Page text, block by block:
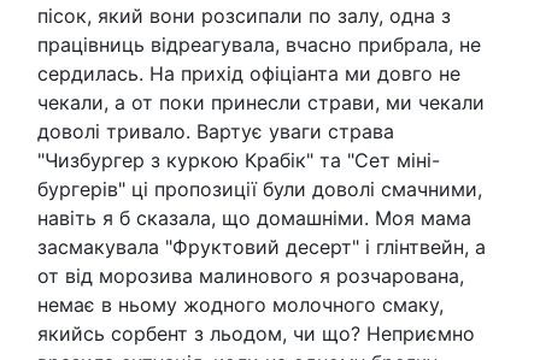
пісок, який вони розсипали по залу, одна з
працівниць відреагувала, вчасно прибрала, не
сердилась. На прихід офіціанта ми довго не
чекали, а от поки принесли страви, ми чекали
доволі тривало. Вартує уваги страва
"Чизбургер з куркою Крабік" та "Сет міні-
бургерів" ці пропозиції були доволі смачними,
навіть я б сказала, що домашніми. Моя мама
засмакувала "Фруктовий десерт" і глінтвейн, а
от від морозива малинового я розчарована,
немає в ньому жодного молочного смаку,
якийсь сорбент з льодом, чи що? Неприємно